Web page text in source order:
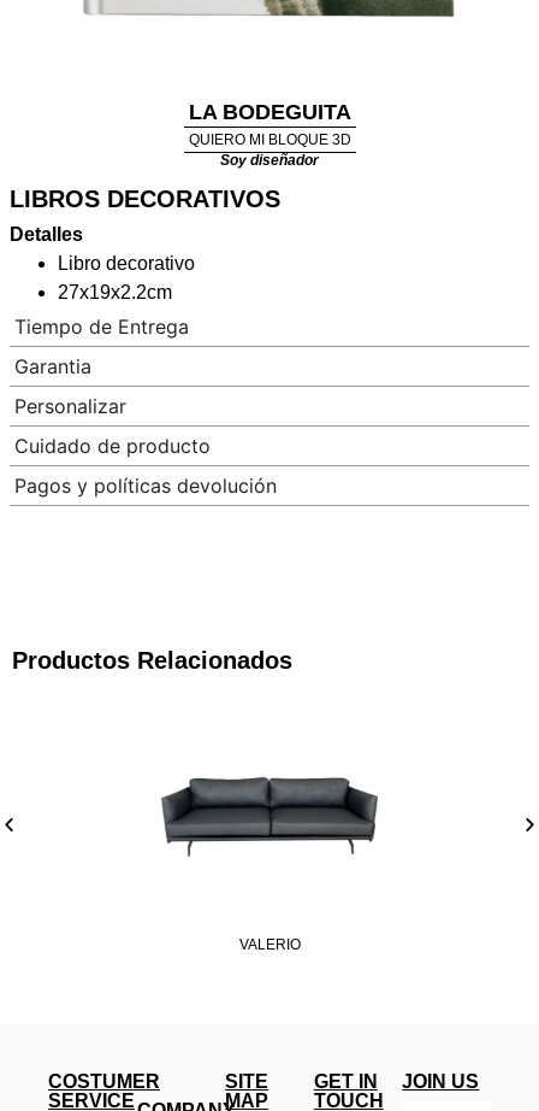
LA BODEGUITA
QUIERO MI BLOQUE 3D
Soy diseñador
LIBROS DECORATIVOS
Detalles
Libro decorativo
27x19x2.2cm
Tiempo de Entrega
Garantia
Personalizar
Cuidado de producto
Pagos y políticas devolución
Productos Relacionados
VALERIO
COSTUMER
SERVICE
SITE
MAP
GET IN
TOUCH
JOIN US